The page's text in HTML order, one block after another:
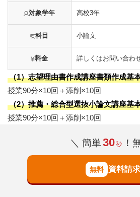
対象学年 高校3年
科目 小論文
料金 詳しくはお問い合わ
（1）志望理由書作成講座書類作成基
授業90分×10回＋添削×10回
（2）推薦・総合型選抜小論文講座基
授業90分×10回＋添削×10回
＼ 簡単30秒 ！
資料請求